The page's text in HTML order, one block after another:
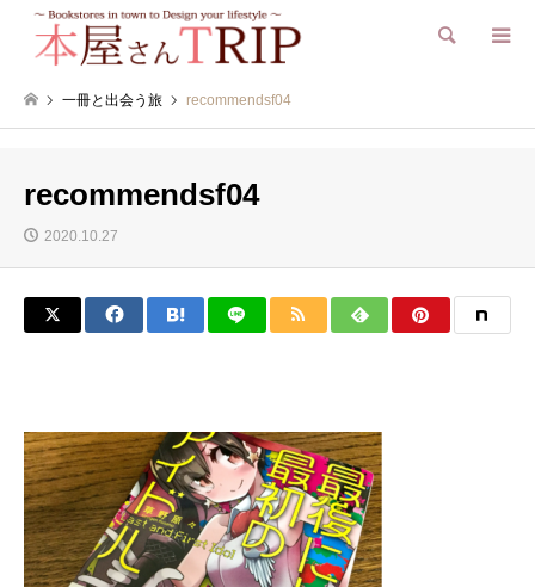
検索
一冊と出会う旅 recommendsf04
recommendsf04
2020.10.27